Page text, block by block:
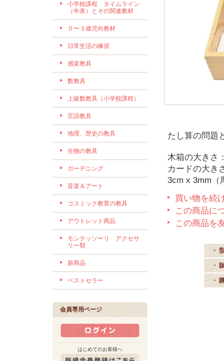
小学校課程 タイムライン
（年表）とその関連教材
０〜３歳児向教材
日常生活の練習
感覚教具
数教具
上級数教具（小学校課程）
言語教具
地理、歴史の教具
生物の教具
ガーデニング
音楽＆アート
コスミック教育の教具
アウトレット商品
モンテッソーリ アクセサ
リー類
新商品
ベストセラー
会員専用ページ
はじめてのお客様へ
たし算の問題
木箱の大きさ
カードの大
3cm x 3mm（
買い物を続
この商品に
この商品を
・
・
・